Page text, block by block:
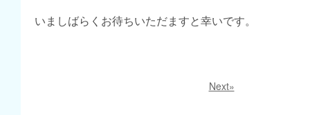
いましばらくお待ちいただますと幸いです。
Next»